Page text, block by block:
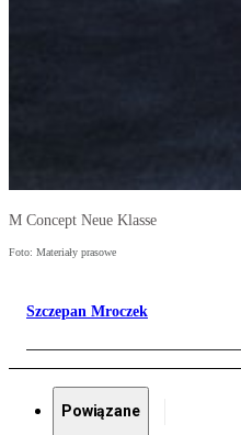
M Concept Neue Klasse
Foto: Materiały prasowe
Szczepan Mroczek
Powiązane